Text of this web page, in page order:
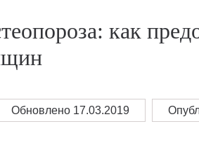
как
Обновлено 17.03.2019